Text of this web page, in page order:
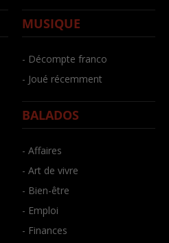
MUSIQUE
- Décompte franco
- Joué récemment
BALADOS
- Affaires
- Art de vivre
- Bien-être
- Emploi
- Finances